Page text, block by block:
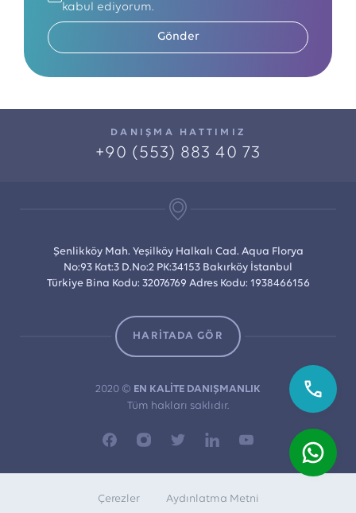
kabul ediyorum.
Gönder
2020 © EN KALİTE DANIŞMANLIK
Tüm hakları saklıdır.
HARİTADA GÖR
DANIŞMA HATTIMIZ
+90 (553) 883 40 73
Şenlikköy Mah. Yeşilköy Halkalı Cad. Aqua Florya
No:93 Kat:3 D.No:2 PK:34153 Bakırköy İstanbul
Türkiye Bina Kodu: 32076769 Adres Kodu: 1938466156
Çerezler Aydınlatma Metni